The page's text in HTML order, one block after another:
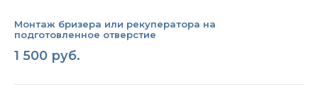
Монтаж бризера или рекуператора на
подготовленное отверстие
1 500 руб.